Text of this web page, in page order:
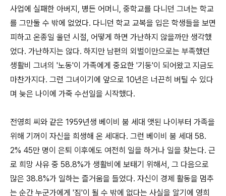
사업에 실패한 아버지, 병든 어머니, 중학교를 다니던 그녀는 학교
를 그만둘 수 밖에 없었다. 다니던 학교 교복을 입은 학생들을 보면
피하고 온종일 울던 시절, 어떻게 하면 가난하지 않을까만 생각했
었다. 가난하지는 않다. 하지만 남편의 외벌이만으로는 부족했던
생활비 그녀의 '노동'이 가족에게 중요한 '기둥'이 되어왔고 지금도
마찬가지다. 그런 그녀이기에 앞으로 10년은 너끈히 버틸 수 있다
며 늦은 나이에 가죽 수선일을 시작했다.
전영희 씨와 같은 1959년생 베이비 붐 세대 앳된 나이부터 가족을
위해 기꺼이 자신을 희생해 온 세대다. 그런 베이비 붐 세대 58.
2% 45만 명이 은퇴 이후에도 여전히 일을 하거나 일을 찾는다. 근
로 희망 사유 중 58.8%가 생활비에 보태기 위해서, 그 다음으로
많은 38.8%가 일하는 즐거움을 들었다. 자신이 경제 활동을 멈추
는 순간 누군가에게 '짐'이 될 수 밖에 없다는 사실을 알기에 영희